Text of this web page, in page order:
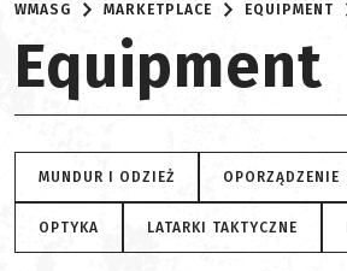
WMASG MARKETPLACE EQUIPMENT
Equipment
MUNDUR I ODZIEŻ OPORZĄDZENIE
OPTYKA LATARKI TAKTYCZNE